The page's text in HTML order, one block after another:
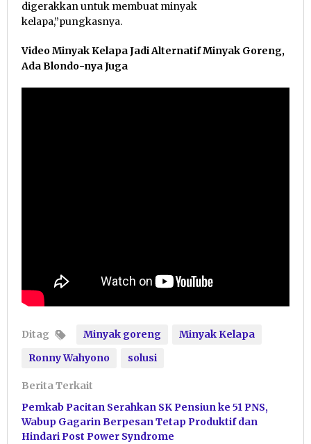
digerakkan untuk membuat minyak
kelapa,”pungkasnya.
Video Minyak Kelapa Jadi Alternatif Minyak Goreng,
Ada Blondo-nya Juga
Ditag Minyak goreng
Minyak Kelapa
Ronny Wahyono
solusi
Berita Terkait
Pemkab Pacitan Serahkan SK Pensiun ke 51 PNS,
Wabup Gagarin Berpesan Tetap Produktif dan
Hindari Post Power Syndrome